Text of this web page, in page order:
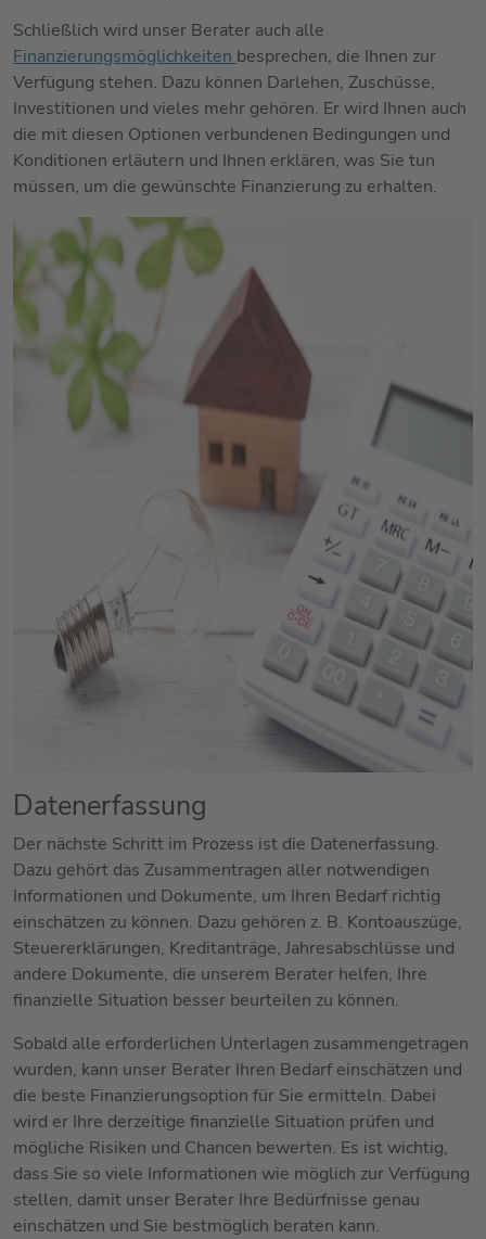
Schließlich wird unser Berater auch alle
Finanzierungsmöglichkeiten besprechen, die Ihnen zur
Verfügung stehen. Dazu können Darlehen, Zuschüsse,
Investitionen und vieles mehr gehören. Er wird Ihnen auch
die mit diesen Optionen verbundenen Bedingungen und
Konditionen erläutern und Ihnen erklären, was Sie tun
müssen, um die gewünschte Finanzierung zu erhalten.
Datenerfassung
Der nächste Schritt im Prozess ist die Datenerfassung.
Dazu gehört das Zusammentragen aller notwendigen
Informationen und Dokumente, um Ihren Bedarf richtig
einschätzen zu können. Dazu gehören z. B. Kontoauszüge,
Steuererklärungen, Kreditanträge, Jahresabschlüsse und
andere Dokumente, die unserem Berater helfen, Ihre
finanzielle Situation besser beurteilen zu können.
Sobald alle erforderlichen Unterlagen zusammengetragen
wurden, kann unser Berater Ihren Bedarf einschätzen und
die beste Finanzierungsoption für Sie ermitteln. Dabei
wird er Ihre derzeitige finanzielle Situation prüfen und
mögliche Risiken und Chancen bewerten. Es ist wichtig,
dass Sie so viele Informationen wie möglich zur Verfügung
stellen, damit unser Berater Ihre Bedürfnisse genau
einschätzen und Sie bestmöglich beraten kann.